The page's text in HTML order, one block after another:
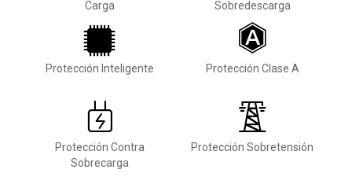
Carga
Sobredescarga
Protección Inteligente Protección Clase A
Protección Contra
Sobrecarga
Protección Sobretensión